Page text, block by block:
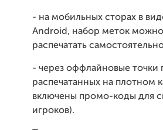
- на мобильных сторах в
Android, набор меток можно
распечатать
- через оффлайновые точки
распечатанных на плотном
включены промо-коды для
игроков).